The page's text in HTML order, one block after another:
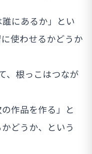
にあるか」とい
使わせるかどうか
、根っこはつなが
作品を作る」と
どうか、という